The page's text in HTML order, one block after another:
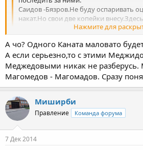
Саидов -Бязров.Не буду оспаривать
накат.Но свои две копейки
секунданты во время схватки не
видно.Они постоянно после действий
смотрят на табло. В данном случае
схалатничал,вовремя не
болел Базрова и по тому как ведут
схватку,почувствовал неладное и
того,чтобы возмущаться надо было за
вовремя кубик кинуть.Может тогда и
оценку.А после финального свмстка
будет уже заигранное
Нажмите для
ты куда меджидова хапнул?)товарищ
Нажмите для
А чо? Одного Каната маловато
А если серьезно,то с этими
Меджедовыми никак не разберусь.
Магомедов - Магомадов. Сразу
Миширби
Правление Команда форума
7 Дек 2014